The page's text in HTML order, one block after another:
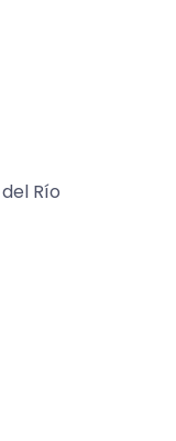
Río